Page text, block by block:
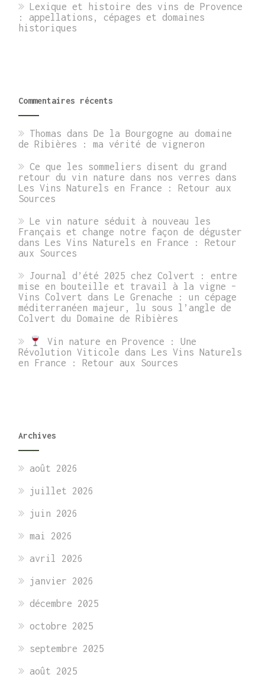
Lexique et histoire des vins de Provence
: appellations, cépages et domaines
historiques
Commentaires récents
Thomas dansDe la Bourgogne au domaine
de Ribières : ma vérité de vigneron
Ce que les sommeliers disent du grand
retour du vin nature dans nos verres dans
Les Vins Naturels en France : Retour aux
Sources
Le vin nature séduit à nouveau les
Français et change notre façon de déguster
dansLes Vins Naturels en France : Retour
aux Sources
Journal d’été 2025 chez Colvert : entre
mise en bouteille et travail à la vigne –
Vins Colvert dansLe Grenache : un cépage
méditerranéen majeur, lu sous l’angle de
Colvert du Domaine de Ribières
Vin nature en Provence : Une
Révolution Viticole dansLes Vins Naturels
en France : Retour aux Sources
Archives
août 2026
juillet 2026
juin 2026
mai 2026
avril 2026
janvier 2026
décembre 2025
octobre 2025
septembre 2025
août 2025